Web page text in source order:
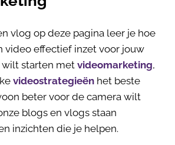
vlog op deze pagina leer je hoe
video effectief inzet voor jouw
wilt starten met videomarketing,
videostrategieën het beste
beter voor de camera wilt
blogs en vlogs staan
inzichten die je helpen.